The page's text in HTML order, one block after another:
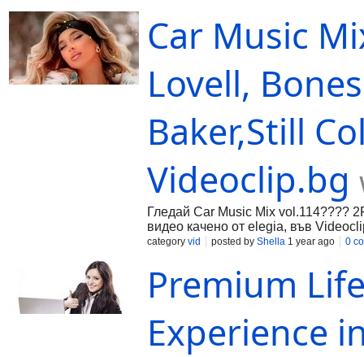
Car Music
Lovell,
Baker,Still
Videoclip.bg
Гледай Car Music Mix vol.114????
видео качено от elegia, във
category vid posted by Shella 1 year ago 0
Premium
Experience